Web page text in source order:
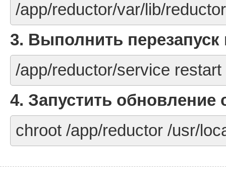
/app/reductor/var/lib/
3. Выполнить
/app/reductor/service restart
4. Запустить обновление
chroot /app/reductor /usr/